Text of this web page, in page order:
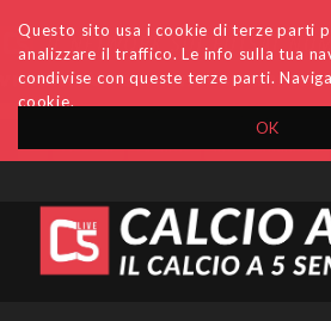
OK
Questo sito usa i cookie di terze parti
analizzare il traffico. Le info sulla tua
condivise con queste terze parti.
cookie.
Accedi Archivio Invio comunicati